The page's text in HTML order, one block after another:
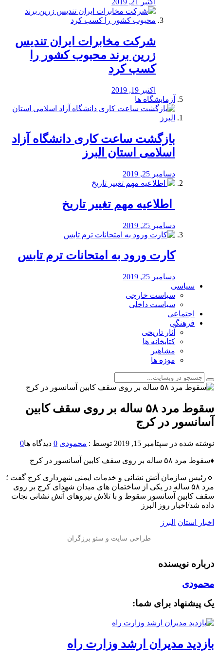
اکتبر 21, 2019
شرکت مخابرات ایران تندیس
زرین برند محبوب کشور را
کسب کرد
اکتبر 19, 2019
آزمایشگاه ها
بازگشت ساعت کاری دانشگاه آزاد
اسلامی استان البرز
دسامبر 25, 2019
️ اطلاعیه مهم تغییر تاریخ
دسامبر 25, 2019
کارت ورود به امتحانات ترم تابس
دسامبر 25, 2019
سیاسی
سیاست خارجی
سیاست داخلی
اجتماعی
فرهنگی
آثار تاریخی
کتابخانه ها
مشاهیر
موزه ها
سقوط مرد ۵۸ ساله بر روی سقف کابین
آسانسور در کرج
نوشته شده در سپتامبر 15, 2019 توسط : محمودی 0 دیدگاه ها0
♦️سقوط مرد ۵۸ ساله بر روی سقف کابین آسانسور در کرج
🔹رئیس سازمان آتش نشانی و خدمات ایمنی شهرداری کرج گفت ؛
مرد ۵۸ ساله در یکی از ساختمان های میدان شهدای کرج بر روی
سقف کابین آسانسور سقوط و با تلاش نیروهای آتش نشانی نجات
داده شد/اخبار روز البرز
اخبار استان البرز
درباره نویسنده
محمودی
یک پیشنهاد برای شما:
بازدید مدیران ارشد وزارت راه